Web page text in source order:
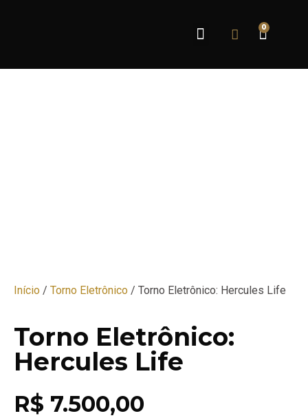
0
Início / Torno Eletrônico / Torno Eletrônico: Hercules Life
Torno Eletrônico:
Hercules Life
R$ 7.500,00